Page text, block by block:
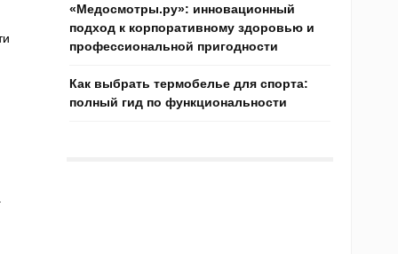
«Медосмотры.ру»: инновационный
подход к корпоративному здоровью и
профессиональной пригодности
Как выбрать термобелье для спорта:
полный гид по функциональности